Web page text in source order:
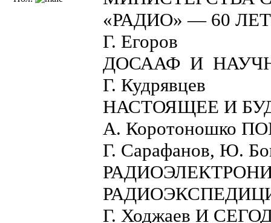
«РАДИО» — 60 ЛЕТ
Г. Егоров
ДОСААФ И
Г. Кудрявцев
НАСТОЯЩЕЕ И
А. Коротоношко
Г. Сарафанов, Ю.
Г. Ходжаев И